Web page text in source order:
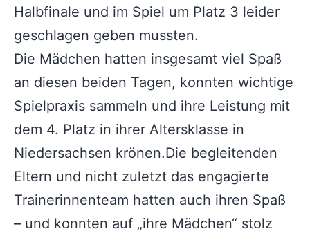
Halbfinale und im Spiel um Platz 3 leider
geschlagen geben mussten.
Die Mädchen hatten insgesamt viel Spaß
an diesen beiden Tagen, konnten wichtige
Spielpraxis sammeln und ihre Leistung mit
dem 4. Platz in ihrer Altersklasse in
Niedersachsen krönen.Die begleitenden
Eltern und nicht zuletzt das engagierte
Trainerinnenteam hatten auch ihren Spaß
– und konnten auf „ihre Mädchen“ stolz